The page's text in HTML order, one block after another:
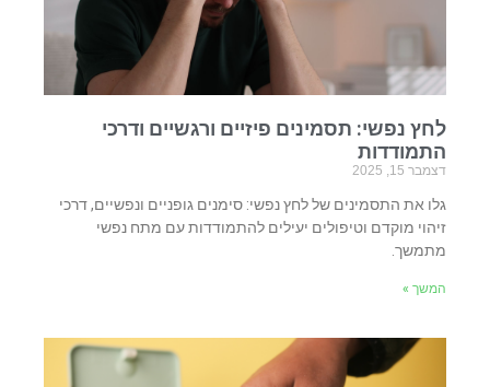
לחץ נפשי: תסמינים פיזיים ורגשיים ודרכי
התמודדות
דצמבר 15, 2025
גלו את התסמינים של לחץ נפשי: סימנים גופניים ונפשיים, דרכי
זיהוי מוקדם וטיפולים יעילים להתמודדות עם מתח נפשי
מתמשך.
המשך »